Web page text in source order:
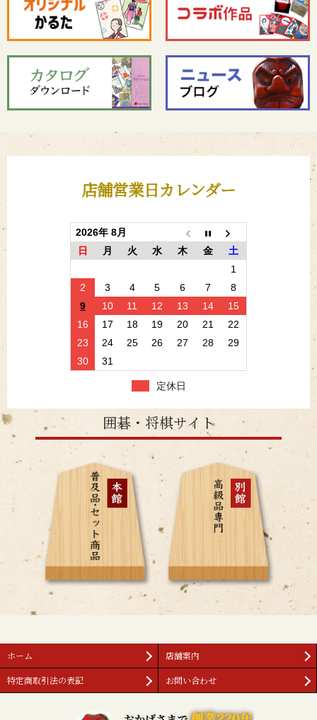
店舗営業日カレンダー
2026年 8月
日
月 火 水 木 金
土
1
2
3 4 5 6 7
8
9
10 11 12 13 14
15
16
17 18 19 20 21
22
23
24 25 26 27 28
29
30
31
定休日
囲碁・将棋サイト
ホーム 店舗案内
特定商取引法の表記 お問い合わせ